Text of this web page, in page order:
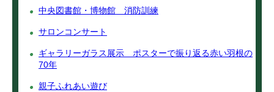
中央図書館・博物館 消防訓練
サロンコンサート
ギャラリーガラス展示 ポスターで振り返る赤い羽根の
70年
親子ふれあい遊び